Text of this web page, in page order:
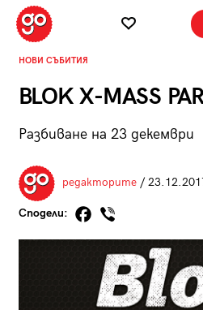
НОВИ СЪБИТИЯ
BLOK X-MASS
Разбиване на 23 декември
редакторите/
Сподели: